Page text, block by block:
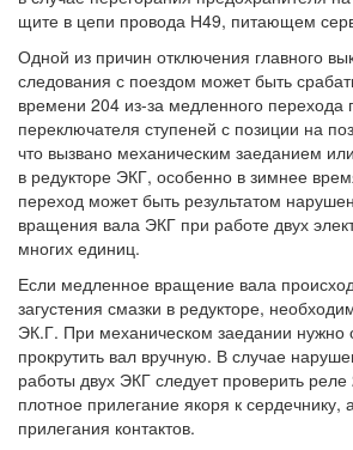
щите в цепи провода Н49, питающем
Одной из причин отключения главного
следования с поездом может быть
времени 204 из-за медленного перехода
переключателя ступеней с позиции на
что вызвано механическим заеданием
в редукторе ЭКГ, особенно в зимнее
переход может быть результатом
вращения вала ЭКГ при работе двух
многих единиц.
Если медленное вращение вала
загустения смазки в редукторе,
ЭК.Г. При механическом заедании нужно
прокрутить вал вручную. В случае
работы двух ЭКГ следует проверить
плотное прилегание якоря к сердечнику,
прилегания контактов.